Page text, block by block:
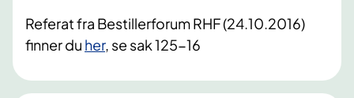
Referat fra Bestillerforum RHF (24.10.2016)
finner du her, se sak 125-16